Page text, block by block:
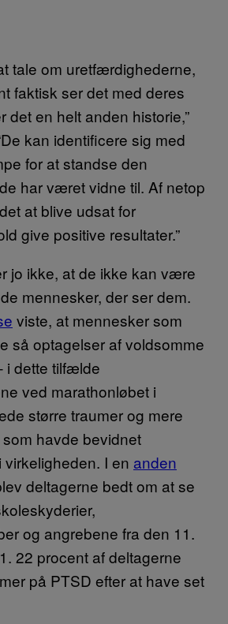
tale om uretfærdighederne,
faktisk ser det med deres
det en helt anden historie,”
kan identificere sig med
for at standse den
har været vidne til. Af netop
at blive udsat for
give positive resultater.”
jo ikke, at de ikke kan være
mennesker, der ser dem.
viste, at mennesker som
så optagelser af voldsomme
i dette tilfælde
ved marathonløbet i
større traumer og mere
havde bevidnet
I en anden
deltagerne bedt om at se
og angrebene fra den 11.
22 procent af deltagerne
på PTSD efter at have set